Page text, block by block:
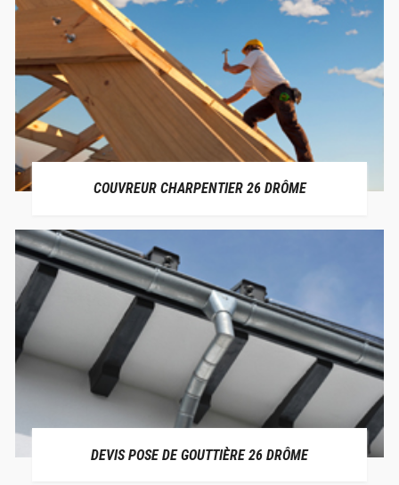
COUVREUR CHARPENTIER 26 DRÔME
DEVIS POSE DE GOUTTIÈRE 26 DRÔME